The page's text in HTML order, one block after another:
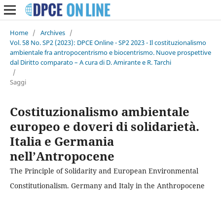
Home / Archives /
Vol. 58 No. SP2 (2023): DPCE Online - SP2 2023 - Il costituzionalismo
ambientale fra antropocentrismo e biocentrismo. Nuove prospettive
dal Diritto comparato – A cura di D. Amirante e R. Tarchi
/
Saggi
Costituzionalismo ambientale
europeo e doveri di solidarietà.
Italia e Germania
nell’Antropocene
The Principle of Solidarity and European Environmental
Constitutionalism. Germany and Italy in the Anthropocene